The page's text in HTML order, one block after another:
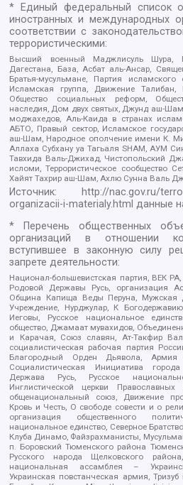
* Единый федеральный список
иностранных и международных
соответствии с
террористическими:
Высший военный Маджлисуль Шура,
Дагестана, База, Асбат аль-Ансар,
Братья-мусульмане, Партия исламского
Исламская группа, Движение Талибан,
Общество социальных реформ,
наследия, Дом двух святых, Джунд аш-
моджахедов, Аль-Каида в странах
АБТО, Правый сектор, Исламское
аш-Шам, Народное ополчение имени К.
Аллаха Субхану уа Тагьаля SHAM, АУМ
Тавхида Валь-Джихад, Чистопольский
исломи, Террористическое сообщество
Хайят Тахрир аш-Шам, Ахлю Сунна Валь
Источник:
http://nac.gov.ru/
organizacii-i-materialy.html данные
* Перечень общественных
организаций в отношении
вступившее в законную силу
запрете деятельности:
Национал-большевистская партия, ВЕК
Родовой Державы Русь, организация
Община Капища Веды Перуна, Мужская
Учреждение, Нурджулар, К
Иеговы, Русское национальное
общество, Джамаат мувахидов,
и Карачая, Союз славян, Ат-Такфир
социалистическая рабочая партия
Благородный Орден Дьявола, Армия
Социалистическая Инициатива
Держава Русь, Русское
Инглистической церкви Православных
общенациональный союз, Движение
Кровь и Честь, О свободе совести и о
организация общественного
национальное единство, Северное
Клуба Динамо, Файзрахманисты,
п. Боровский Тюменского района
Русского народа Щелковского
национальная ассамблея –
Украинская повстанческая армия,